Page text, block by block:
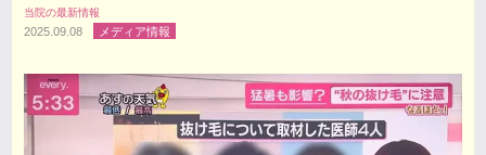
当院の最新情報
2025.09.08 メディア情報